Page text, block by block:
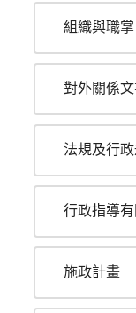
組織與職掌
對外關係
法規及行政
行政指導
施政計畫